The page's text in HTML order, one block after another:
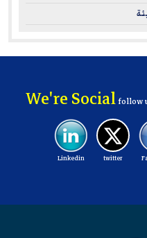
For more information on
We're Socialfollow
twitter
Linkedin